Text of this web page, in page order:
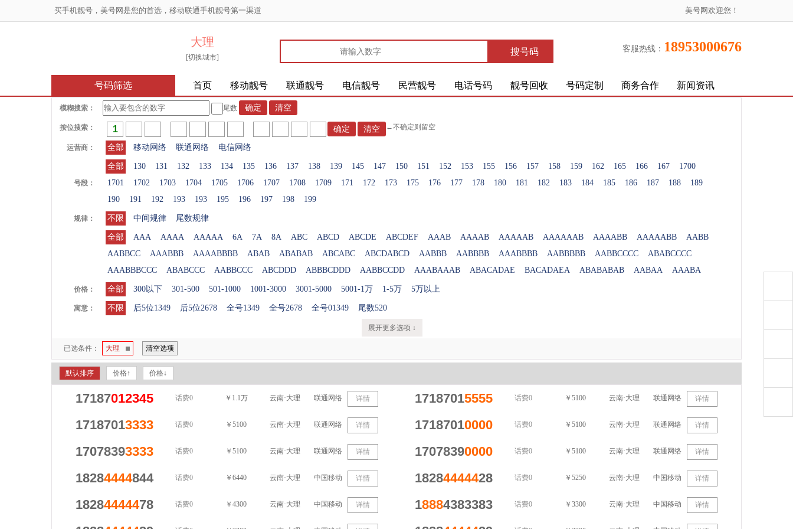
美号网欢迎您！
买手机靓号，美号网是您的首选，移动联通手机靓号第一渠道
大理
[切换城市]
搜号码 客服热线： 18953000676
号码筛选 首页 移动靓号 联通靓号 电信靓号 民营靓号 电话号码 靓号回收 号码定制 商务合作 新闻资讯
模糊搜索： 尾数
按位搜索： ←不确定则留空
运营商： 全部 移动网络 联通网络 电信网络
号段：
全部 130 131 132 133 134 135 136 137 138 139 145 147 150 151 152 153 155 156 157 158 159 162 165 166 167
1700
1701
1702 1703 1704 1705 1706 1707 1708 1709 171 172 173 175 176 177 178 180 181 182 183 184 185 186 187 188
189
190
191 192 193 193 195 196 197 198 199
规律： 不限 中间规律 尾数规律
全部 AAA AAAA AAAAA 6A 7A 8A ABC ABCD ABCDE ABCDEF AAAB AAAAB AAAAAB AAAAAAB AAAABB AAAAABB
AABB
AABBCC
AAABBB AAAABBBB ABAB ABABAB ABCABC ABCDABCD AABBB AABBBB AAABBBB AABBBBB AABBCCCC
ABABCCCC
AAABBBCCC
ABABCCC AABBCCC ABCDDD ABBBCDDD AABBCCDD AAABAAAB ABACADAE BACADAEA ABABABAB AABAA AAABA
价格： 全部 300以下 301-500 501-1000 1001-3000 3001-5000 5001-1万 1-5万 5万以上
寓意： 不限 后5位1349 后5位2678 全号1349 全号2678 全号01349 尾数520
展开更多选项 ↓
已选条件： 大理 清空选项
默认排序 价格↑ 价格↓
17187012345 话费0 ￥1.1万 云南·大理 联通网络 详情 17187015555 话费0 ￥5100 云南·大理 联通网络 详情
17187013333 话费0 ￥5100 云南·大理 联通网络 详情 17187010000 话费0 ￥5100 云南·大理 联通网络 详情
17078393333 话费0 ￥5100 云南·大理 联通网络 详情 17078390000 话费0 ￥5100 云南·大理 联通网络 详情
18284444844 话费0 ￥6440 云南·大理 中国移动 详情 18284444428 话费0 ￥5250 云南·大理 中国移动 详情
18284444478 话费0 ￥4300 云南·大理 中国移动 详情 18884383383 话费0 ￥3300 云南·大理 中国移动 详情